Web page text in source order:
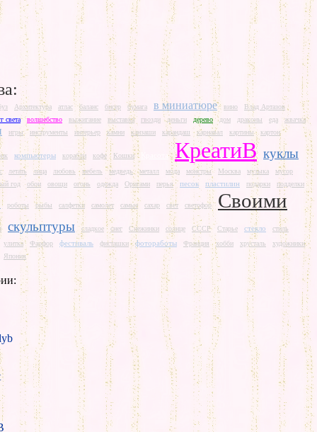
Архитектура атлас баланс бисер бумага в миниатюре вино
Влад Артазов
света
волшебство выжигание выставка гвозди деньги дерево дом драконы еда жвачка
игры инструменты интерьер камни канзаши карандаш карнавал картины картон
компьютеры корабли кофе Кошки КреатиВ куклы
летать лица любовь мебель медведь металл мода монстры Москва музыка
мусор
год
обои овощи огонь одежда Оригами перья песок пластилин подарки подделки
роботы рыбы салфетки самолет самые сахар свет светофор Своими
скульптуры сладкое снег Снежинки солнце СССР Старье стекло
стиль
улитка
Фарфор фестиваль фисташки фотоработы Франция хобби хрусталь
художники
Япония